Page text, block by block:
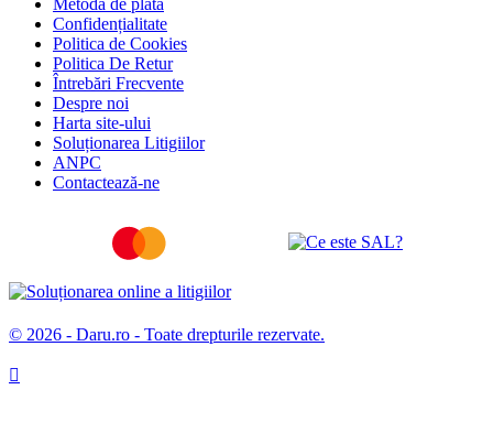
Metoda de plată
Confidențialitate
Politica de Cookies
Politica De Retur
Întrebări Frecvente
Despre noi
Harta site-ului
Soluționarea Litigiilor
ANPC
Contactează-ne
© 2026 - Daru.ro - Toate drepturile rezervate.
